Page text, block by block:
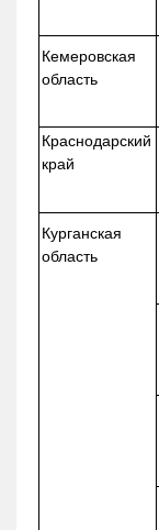
Кемеровская
область
Краснодарский
край
Курганская
область